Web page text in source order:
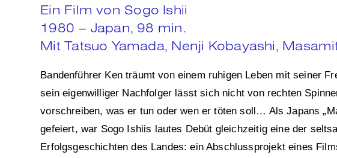
Ein Film von Sogo Ishii
1980 – Japan, 98 min.
MitTatsuo Yamada, Nenji Kobayashi,
Bandenführer Ken träumt von einem ruhigen Leben mit seiner
sein eigenwilliger Nachfolger lässt sich nicht von rechten
vorschreiben, was er tun oder wen er töten soll… Als Japans
gefeiert, war Sogo Ishiis lautes Debüt gleichzeitig eine der
Erfolgsgeschichten des Landes: ein Abschlussprojekt eines